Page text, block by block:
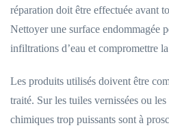
réparation doit être effectuée avant
Nettoyer une surface endommagée
infiltrations d’eau et compromettre
Les produits utilisés doivent être
traité. Sur les tuiles vernissées ou
chimiques trop puissants sont à